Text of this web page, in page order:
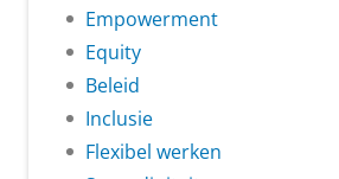
Empowerment
Equity
Beleid
Inclusie
Flexibel werken